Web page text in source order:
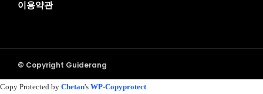
이용약관
© Copyright Guiderang
Copy Protected by Chetan's WP-Copyprotect.